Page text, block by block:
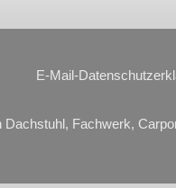
E-Mail-
Fachwerk,